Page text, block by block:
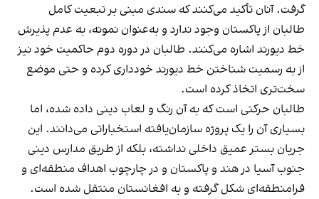
گرفت. آنان تأکید می‌کنند که سندی مبنی بر تبعیت کامل
طالبان از پاکستان وجود ندارد و به‌عنوان نمونه، به عدم پذیرش
خط دیورند اشاره می‌کنند. طالبان در دوره دوم حاکمیت خود نیز
از به رسمیت شناختن خط دیورند خودداری کرده و حتی موضع
سخت‌تری اتخاذ کرده است.
طالبان حرکتی است که به آن رنگ و لعاب دینی داده شده، اما
بسیاری آن را یک پروژه سازمان‌یافته استخباراتی می‌دانند. این
جریان بستر عمیق داخلی نداشته، بلکه از طریق مدارس دینی
جنوب آسیا در هند و پاکستان و در چارچوب اهداف منطقه‌ای و
فرامنطقه‌ای شکل گرفته و به افغانستان منتقل شده است.